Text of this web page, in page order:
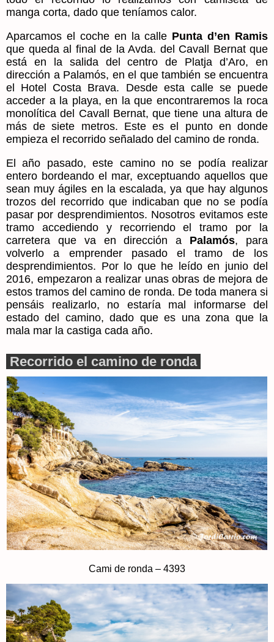
manga corta, dado que teníamos calor.
Aparcamos el coche en la calle Punta d’en Ramis
que queda al final de la Avda. del Cavall Bernat que
está en la salida del centro de Platja d’Aro, en
dirección a Palamós, en el que también se encuentra
el Hotel Costa Brava. Desde esta calle se puede
acceder a la playa, en la que encontraremos la roca
monolítica del Cavall Bernat, que tiene una altura de
más de siete metros. Este es el punto en donde
empieza el recorrido señalado del camino de ronda.
El año pasado, este camino no se podía realizar
entero bordeando el mar, exceptuando aquellos que
sean muy ágiles en la escalada, ya que hay algunos
trozos del recorrido que indicaban que no se podía
pasar por desprendimientos. Nosotros evitamos este
tramo accediendo y recorriendo el tramo por la
carretera que va en dirección a Palamós, para
volverlo a emprender pasado el tramo de los
desprendimientos. Por lo que he leído en junio del
2016, empezaron a realizar unas obras de mejora de
estos tramos del camino de ronda. De toda manera si
pensáis realizarlo, no estaría mal informarse del
estado del camino, dado que es una zona que la
mala mar la castiga cada año.
Recorrido el camino de ronda
Cami de ronda – 4393